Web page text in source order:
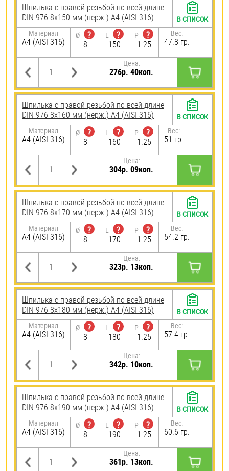
Шпилька с правой резьбой по всей длине
DIN 976 8х150 мм (нерж.) A4 (AISI 316)
Материал
A4 (AISI 316)
Ø
?
8
L
?
150
P
?
1.25
Вес:
47.8 гр.
Цена:
276р. 40коп.
В СПИСОК
Шпилька с правой резьбой по всей длине
DIN 976 8х160 мм (нерж.) A4 (AISI 316)
Материал
A4 (AISI 316)
Ø
?
8
L
?
160
P
?
1.25
Вес:
51 гр.
Цена:
304р. 09коп.
В СПИСОК
Шпилька с правой резьбой по всей длине
DIN 976 8х170 мм (нерж.) A4 (AISI 316)
Материал
A4 (AISI 316)
Ø
?
8
L
?
170
P
?
1.25
Вес:
54.2 гр.
Цена:
323р. 13коп.
В СПИСОК
Шпилька с правой резьбой по всей длине
DIN 976 8х180 мм (нерж.) A4 (AISI 316)
Материал
A4 (AISI 316)
Ø
?
8
L
?
180
P
?
1.25
Вес:
57.4 гр.
Цена:
342р. 10коп.
В СПИСОК
Шпилька с правой резьбой по всей длине
DIN 976 8х190 мм (нерж.) A4 (AISI 316)
Материал
A4 (AISI 316)
Ø
?
8
L
?
190
P
?
1.25
Вес:
60.6 гр.
Цена:
361р. 13коп.
В СПИСОК